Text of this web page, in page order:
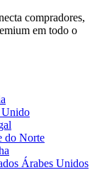
compradores,
em todo o
Unido
do Norte
Árabes Unidos